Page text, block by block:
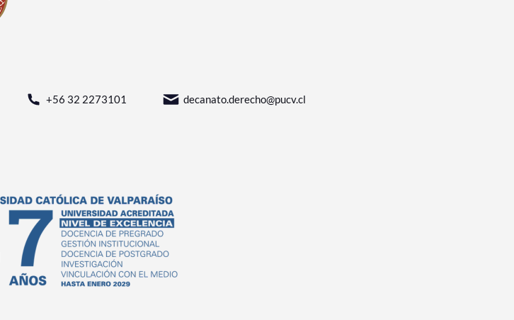
+56 32 2273101 decanato.derecho@pucv.cl